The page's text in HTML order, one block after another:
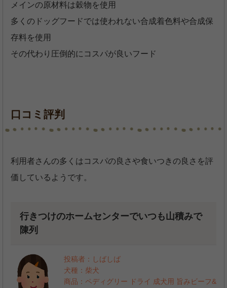
メインの原材料は穀物を使用
多くのドッグフードでは使われない合成着色料や合成保
存料を使用
その代わり圧倒的にコスパが良いフード
口コミ評判
利用者さんの多くはコスパの良さや食いつきの良さを評
価しているようです。
行きつけのホームセンターでいつも山積みで
陳列
投稿者：しばしば
犬種：柴犬
商品：ペディグリー ドライ 成犬用 旨みビーフ&